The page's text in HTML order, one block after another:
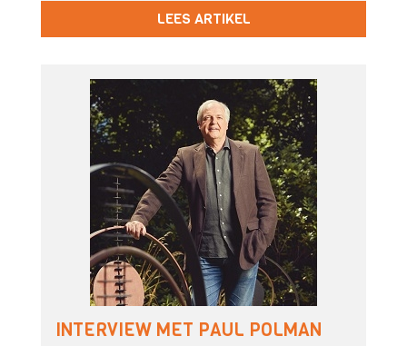
LEES ARTIKEL
INTERVIEW MET PAUL POLMAN